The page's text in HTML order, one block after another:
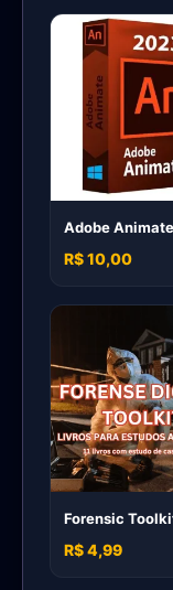
Adobe
R$ 10,00
Forensic
R$ 4,99